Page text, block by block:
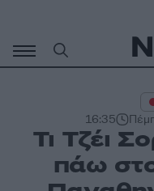
περιεχόμενο
16:35
Τι Τζέι
πάω